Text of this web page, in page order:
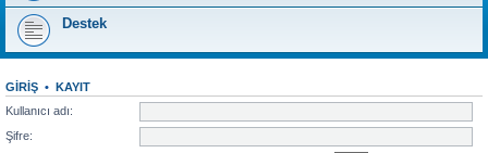
Destek
GIRIŞ • KAYIT
Kullanıcı adı:
Şifre: